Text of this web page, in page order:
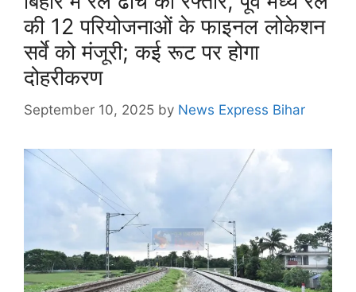
की 12 परियोजनाओं के फाइनल लोकेशन
सर्वे को मंजूरी; कई रूट पर होगा
दोहरीकरण
September 10, 2025 by News Express Bihar